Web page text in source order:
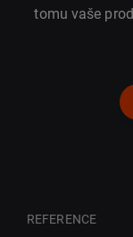
tomu vaše
REFERENCE